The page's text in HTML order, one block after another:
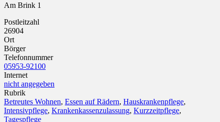
Am Brink 1
Postleitzahl
26904
Ort
Börger
Telefonnummer
05953-92100
Internet
nicht angegeben
Rubrik
Betreutes Wohnen, Essen auf Rädern, Hauskrankenpflege,
Intensivpflege, Krankenkassenzulassung, Kurzzeitpflege,
Tagespflege